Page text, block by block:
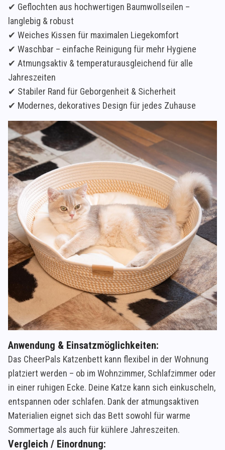
✔ Geflochten aus hochwertigen Baumwollseilen –
langlebig & robust
✔ Weiches Kissen für maximalen Liegekomfort
✔ Waschbar – einfache Reinigung für mehr Hygiene
✔ Atmungsaktiv & temperaturausgleichend für alle
Jahreszeiten
✔ Stabiler Rand für Geborgenheit & Sicherheit
✔ Modernes, dekoratives Design für jedes Zuhause
Anwendung & Einsatzmöglichkeiten:
Das CheerPals Katzenbett kann flexibel in der Wohnung
platziert werden – ob im Wohnzimmer, Schlafzimmer oder
in einer ruhigen Ecke. Deine Katze kann sich einkuscheln,
entspannen oder schlafen. Dank der atmungsaktiven
Materialien eignet sich das Bett sowohl für warme
Sommertage als auch für kühlere Jahreszeiten.
Vergleich / Einordnung: